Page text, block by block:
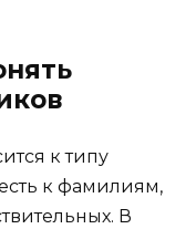
к типу
к фамилиям,
В